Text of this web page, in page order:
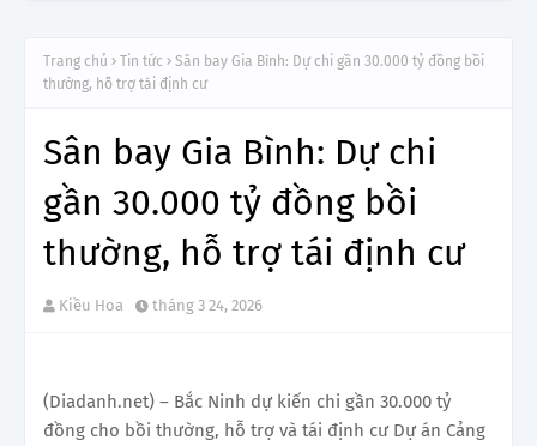
Trang chủ Tin tức
Sân bay Gia Bình: Dự chi gần 30.000 tỷ đồng bồi
thường, hỗ trợ tái định cư
Sân bay Gia Bình: Dự chi
gần 30.000 tỷ đồng bồi
thường, hỗ trợ tái định cư
Kiều Hoa tháng 3 24, 2026
(Diadanh.net) – Bắc Ninh dự kiến chi gần 30.000 tỷ
đồng cho bồi thường, hỗ trợ và tái định cư Dự án Cảng